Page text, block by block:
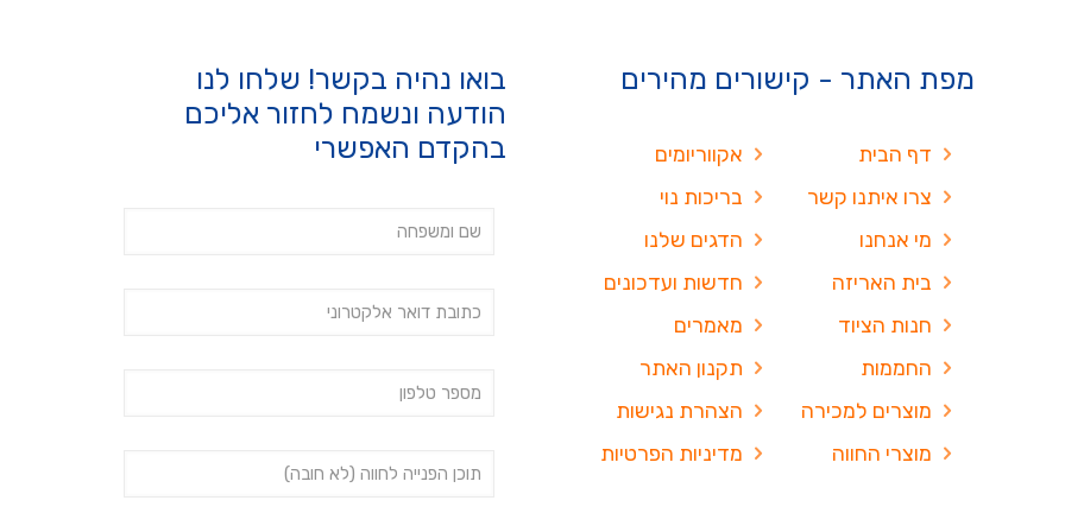
מפת האתר - קישורים מהירים
אקווריומים
בריכות נוי
הדגים שלנו
חדשות ועדכונים
מאמרים
תקנון האתר
הצהרת נגישות
מדיניות הפרטיות
דף הבית
צרו איתנו קשר
מי אנחנו
בית האריזה
חנות הציוד
החממות
מוצרים למכירה
מוצרי החווה
בואו נהיה בקשר! שלחו לנו
הודעה ונשמח לחזור אליכם
בהקדם האפשרי